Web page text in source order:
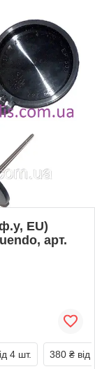
EU)
арт.
4 шт. 380 ₴ від